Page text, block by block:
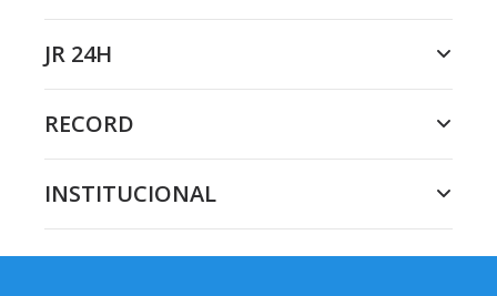
JR 24H
RECORD
INSTITUCIONAL